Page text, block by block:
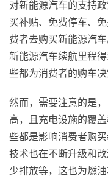
对新能源汽车的支持
买补贴、免费停车、
费者去购买新能源汽
新能源汽车续航里程
些都为消费者的购车决
然而，需要注意的是
高，且充电设施的覆
些都是影响消费者购
技术也在不断升级和
少排放等，这也为燃